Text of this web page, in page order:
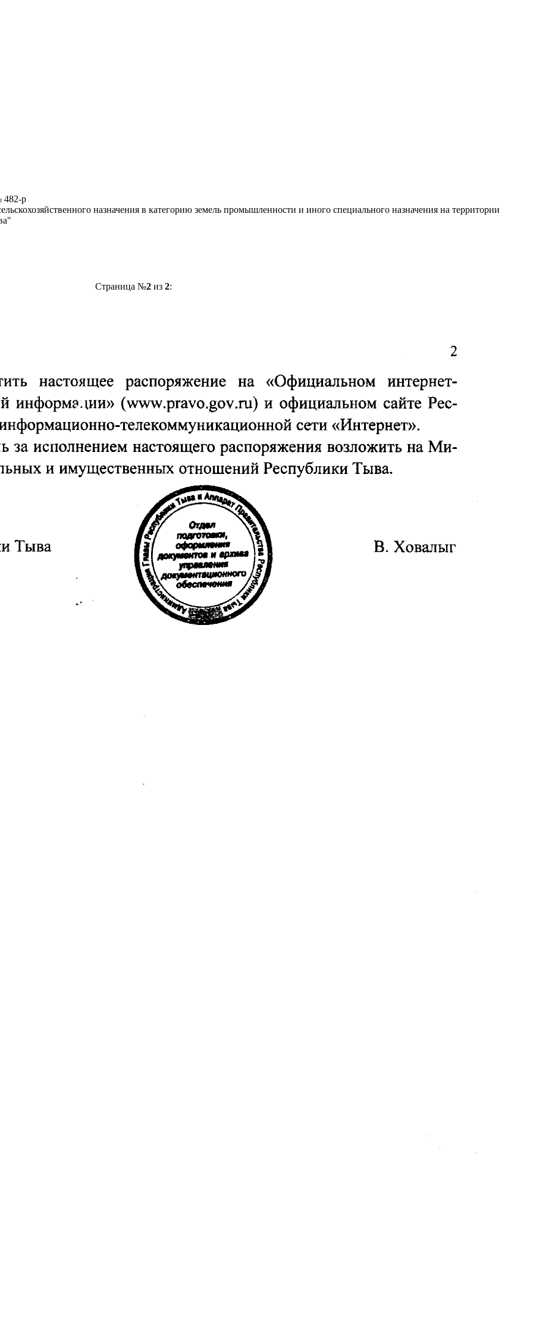
482-р
назначения в категорию земель промышленности и иного специального назначения на территории
Страница №2из 2: